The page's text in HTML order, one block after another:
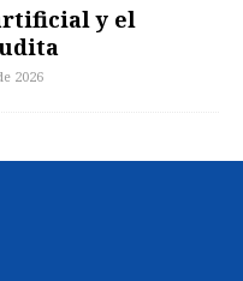
y el
2026